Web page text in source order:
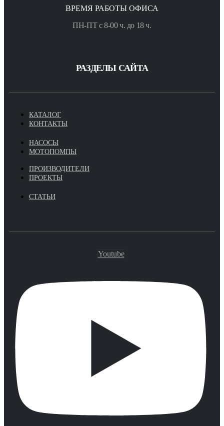
ВРЕМЯ РАБОТЫ ОФИСА
ПН-ПТ с 8-00 ч. до 18 ч.
РАЗДЕЛЫ САЙТА
КАТАЛОГ
КОНТАКТЫ
НАСОСЫ
МОТОПОМПЫ
ПРОИЗВОДИТЕЛИ
ПРОЕКТЫ
СТАТЬИ
Youtube